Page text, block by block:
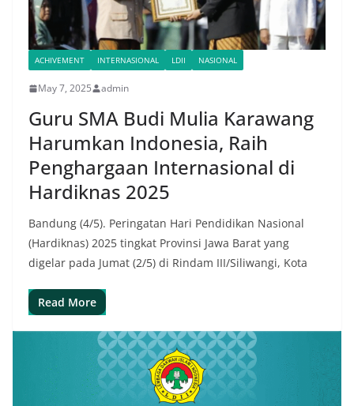
ACHIVEMENT INTERNASIONAL LDII NASIONAL
May 7, 2025 admin
Guru SMA Budi Mulia Karawang
Harumkan Indonesia, Raih
Penghargaan Internasional di
Hardiknas 2025
Bandung (4/5). Peringatan Hari Pendidikan Nasional
(Hardiknas) 2025 tingkat Provinsi Jawa Barat yang
digelar pada Jumat (2/5) di Rindam III/Siliwangi, Kota
Read More